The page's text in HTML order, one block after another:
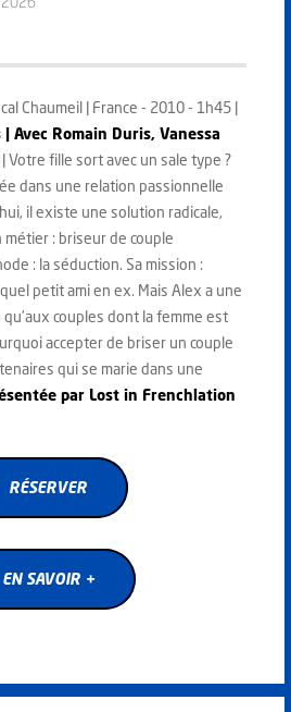
Chaumeil | France - 2010 - 1h45 |
Avec Romain Duris, Vanessa
| Votre fille sort avec un sale type ?
dans une relation passionnelle
il existe une solution radicale,
métier : briseur de couple
: la séduction. Sa mission :
petit ami en ex. Mais Alex a une
couples dont la femme est
accepter de briser un couple
qui se marie dans une
par Lost in Frenchlation
RÉSERVER
EN SAVOIR +